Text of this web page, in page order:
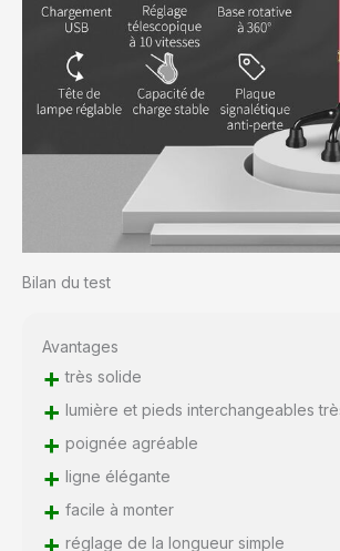
couches et la
à quatre pattes
garantissent
sûr pour les
âgées sans
[Remarque
Après avoir
hauteur
canne en
propres
assurez-vous
canne de
assurer la
divisée en
Bilan du test
Avantages
+ très solide
+ lumière et pieds interchangeables
+ poignée agréable
+ ligne élégante
+ facile à monter
+ réglage de la longueur simple